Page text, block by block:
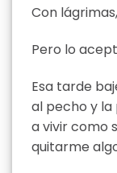
Con
Pero lo
Esa tarde
al pecho y la
a vivir como
quitarme